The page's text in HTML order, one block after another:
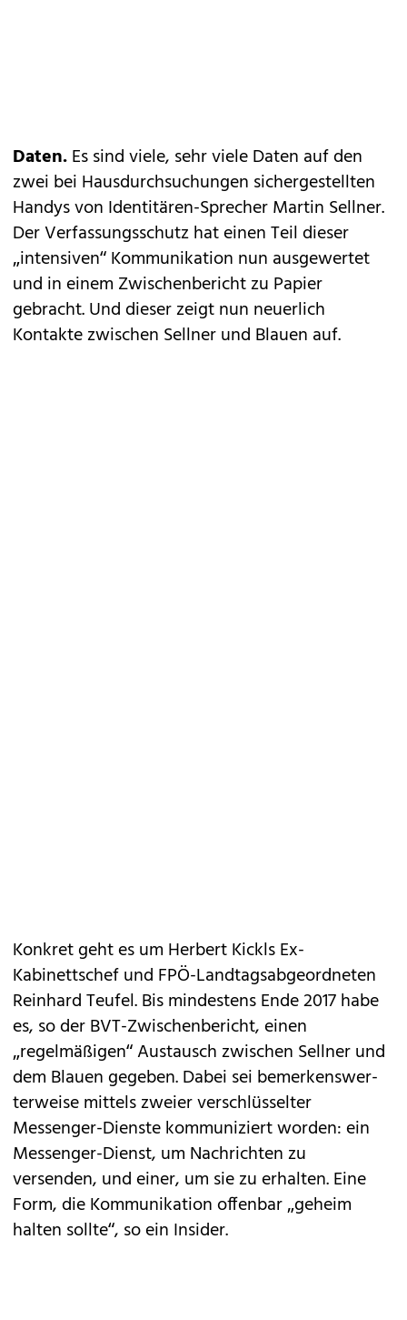
Daten.Es sind viele, sehr viele Daten auf den
zwei bei Hausdurchsuchungen sichergestellten
Handys von Identitären-Sprecher Martin Sellner.
Der Verfassungsschutz hat einen Teil dieser
„intensiven“ Kommunikation nun ausgewertet
und in einem Zwischenbericht zu Papier
gebracht. Und dieser zeigt nun neuerlich
Kontakte zwischen Sellner und Blauen auf.
Konkret geht es um Herbert Kickls Ex-
Kabinettschef und FPÖ-Landtagsabgeordneten
Reinhard Teufel. Bis mindestens Ende 2017 habe
es, so der BVT-Zwischenbericht, einen
„regelmäßigen“ Austausch zwischen Sellner und
dem Blauen gegeben. Dabei sei bemerkenswer­
terweise mittels zweier verschlüsselter
Messenger-Dienste kommuniziert worden: ein
Messenger-Dienst, um Nachrichten zu
versenden, und einer, um sie zu erhalten. Eine
Form, die Kommunikation offenbar „geheim
halten sollte“, so ein Insider.